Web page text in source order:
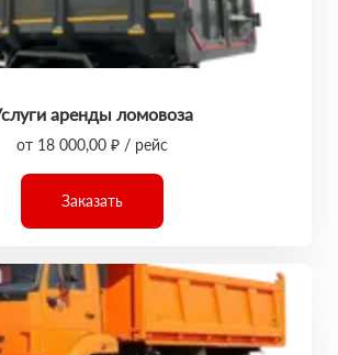
аренды ломовоза
от 18 000,00 ₽ / рейс
Заказать